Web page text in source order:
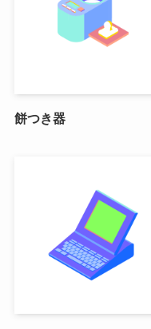
餅つき器